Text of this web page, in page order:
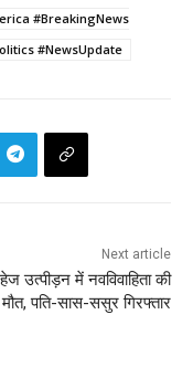
#BreakingNews
#NewsUpdate
Next article
उत्पीड़न में नवविवाहिता की
पति-सास-ससुर गिरफ्तार